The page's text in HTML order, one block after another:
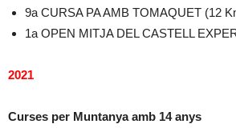
9a CURSA PA AMB TOMAQUET (12
1a OPEN MITJA DEL CASTELL
2021
Curses per Muntanya amb 14 anys